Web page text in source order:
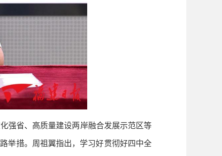
省、高质量建设两岸融合发展示范区等
举措。周祖翼指出，学习好贯彻好四中全